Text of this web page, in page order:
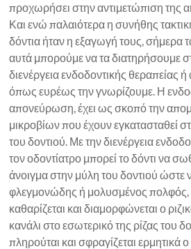
προχωρήσει στην αντιμετώπιση της
Και ενώ παλαιότερα η συνήθης
δόντια ήταν η εξαγωγή τους, σήμερα
αυτά μπορούμε να τα διατηρήσουμε
διενέργεια ενδοδοντικής
όπως ευρέως την γνωρίζουμε. Η
απονεύρωση, έχει ως σκοπό την
μικροβίων που έχουν εγκατασταθεί
του δοντιού. Με την διενέργεια
τον οδοντίατρο μπορεί το δόντι να
άνοιγμα στην μύλη του δοντιού ώστε
φλεγμονώδης ή μολυσμένος πολφός,
καθαρίζεται και διαμορφώνεται ο
κανάλι στο εσωτερικό της ρίζας του
πληρούται και σφραγίζεται ερμητικά